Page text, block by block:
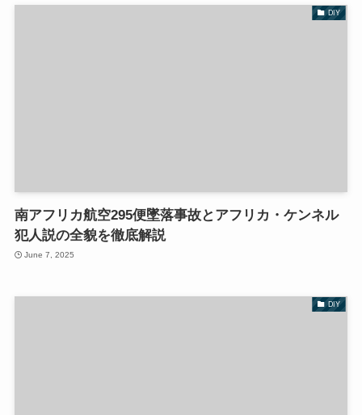
DIY
南アフリカ航空295便墜落事故とアフリカ・ケンネル
犯人説の全貌を徹底解説
June 7, 2025
DIY